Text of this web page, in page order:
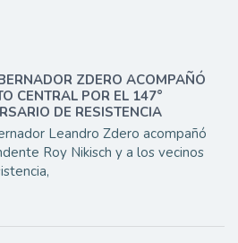
ZDERO ACOMPAÑÓ
CENTRAL POR EL 147°
DE RESISTENCIA
Leandro Zdero acompañó
Roy Nikisch y a los vecinos